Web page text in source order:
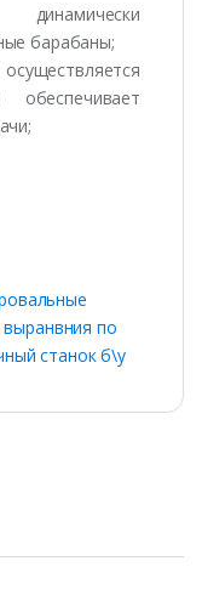
барабаны;
выранвния по
станок б\у